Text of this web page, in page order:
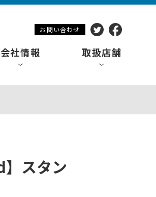
お問い合わせ
会社情報 取扱店舗
】スタン